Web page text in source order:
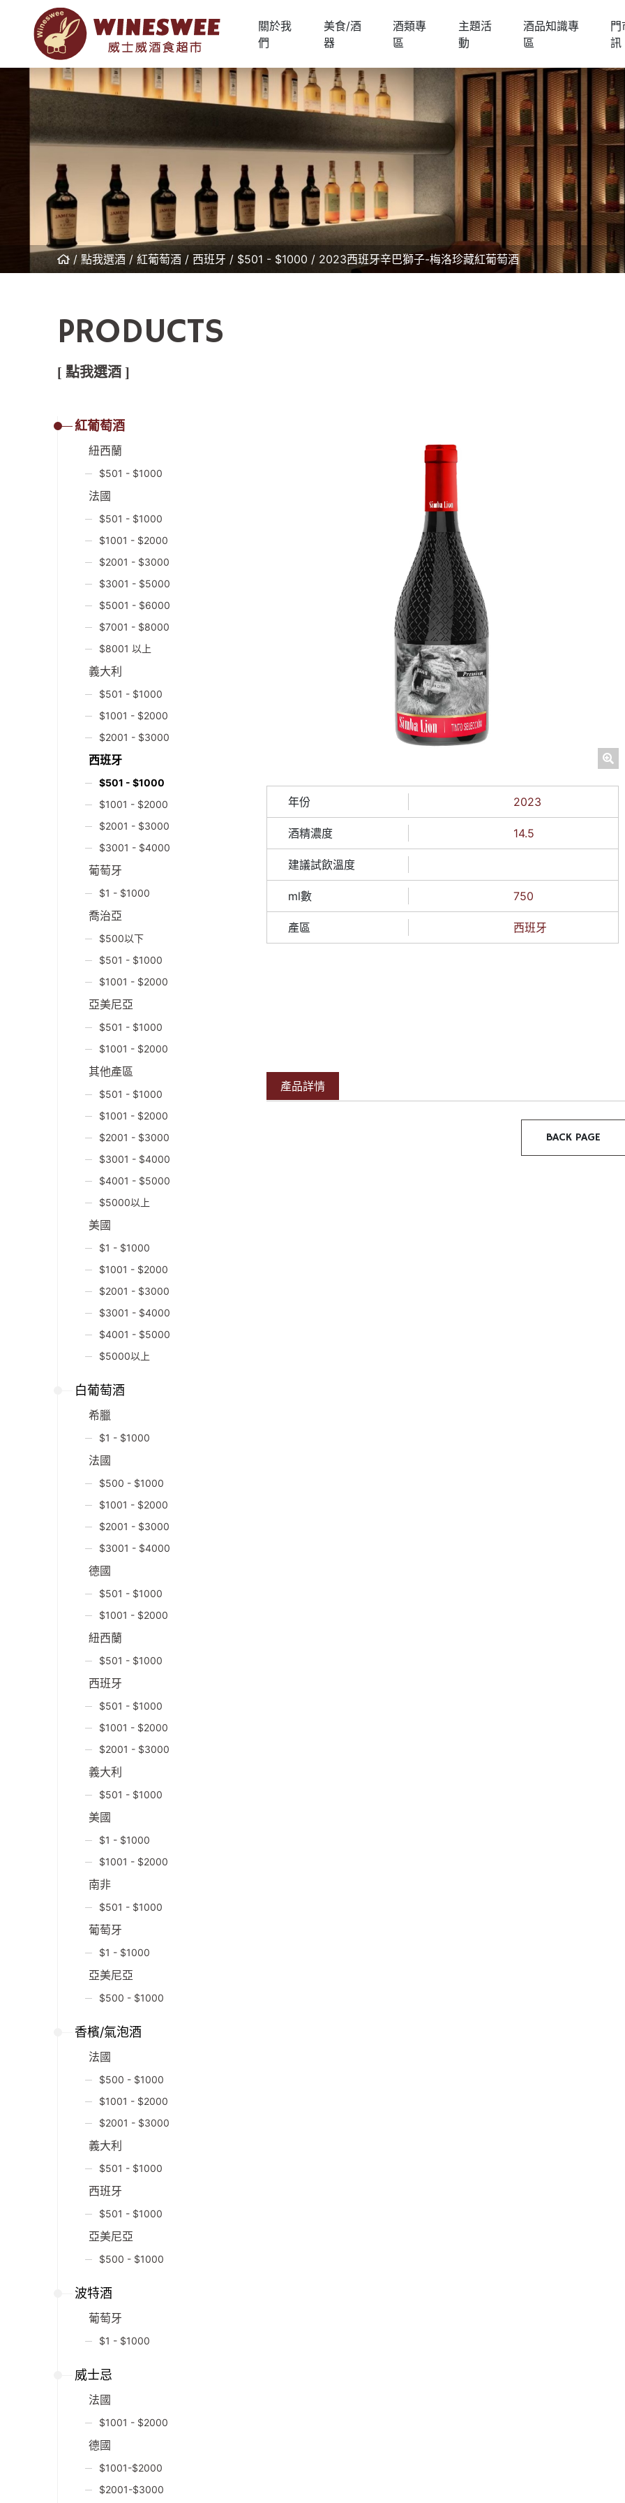
關於我
們
美食/酒
器
酒類專
區
主題活
動
酒品知識專
區
門
訊
點我選酒 紅葡萄酒 西班牙 $501 - $1000 2023西班牙辛巴獅子-梅洛珍藏紅葡萄酒
PRODUCTS
[ 點我選酒 ]
紅葡萄酒
紐西蘭
$501 - $1000
法國
$501 - $1000
$1001 - $2000
$2001 - $3000
$3001 - $5000
$5001 - $6000
$7001 - $8000
$8001 以上
義大利
$501 - $1000
$1001 - $2000
$2001 - $3000
西班牙
$501 - $1000
$1001 - $2000
$2001 - $3000
$3001 - $4000
葡萄牙
$1 - $1000
喬治亞
$500以下
$501 - $1000
$1001 - $2000
亞美尼亞
$501 - $1000
$1001 - $2000
其他產區
$501 - $1000
$1001 - $2000
$2001 - $3000
$3001 - $4000
$4001 - $5000
$5000以上
美國
$1 - $1000
$1001 - $2000
$2001 - $3000
$3001 - $4000
$4001 - $5000
$5000以上
白葡萄酒
希臘
$1 - $1000
法國
$500 - $1000
$1001 - $2000
$2001 - $3000
$3001 - $4000
德國
$501 - $1000
$1001 - $2000
紐西蘭
$501 - $1000
西班牙
$501 - $1000
$1001 - $2000
$2001 - $3000
義大利
$501 - $1000
美國
$1 - $1000
$1001 - $2000
南非
$501 - $1000
葡萄牙
$1 - $1000
亞美尼亞
$500 - $1000
香檳/氣泡酒
法國
$500 - $1000
$1001 - $2000
$2001 - $3000
義大利
$501 - $1000
西班牙
$501 - $1000
亞美尼亞
$500 - $1000
波特酒
葡萄牙
$1 - $1000
威士忌
法國
$1001 - $2000
德國
$1001-$2000
$2001-$3000
年份 2023
酒精濃度 14.5
建議試飲溫度
ml數 750
產區 西班牙
產品詳情
BACK PAGE